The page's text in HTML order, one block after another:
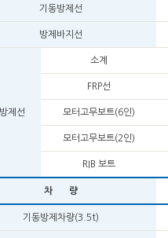
기동방제선
방제바지선
제선
소계
FRP선
모터고무보트(6인)
모터고무보트(2인)
RIB 보트
차 량
기동방제차량(3.5t)